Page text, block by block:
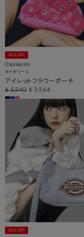
40%OFF
Casselini
キャセリーニ
アイレットフラワーポーチ
¥ 5,940 ¥ 3,564
20%OFF